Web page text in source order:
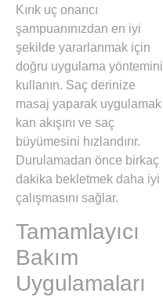
Kırık uç onarıcı
şampuanınızdan en iyi
şekilde yararlanmak için
doğru uygulama yöntemini
kullanın. Saç derinize
masaj yaparak uygulamak
kan akışını ve saç
büyümesini hızlandırır.
Durulamadan önce birkaç
dakika bekletmek daha iyi
çalışmasını sağlar.
Tamamlayıcı
Bakım
Uygulamaları